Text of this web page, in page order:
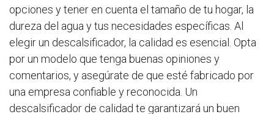
opciones y tener en cuenta el tamaño de tu hogar, la
dureza del agua y tus necesidades específicas. Al
elegir un descalsificador, la calidad es esencial. Opta
por un modelo que tenga buenas opiniones y
comentarios, y asegúrate de que esté fabricado por
una empresa confiable y reconocida. Un
descalsificador de calidad te garantizará un buen